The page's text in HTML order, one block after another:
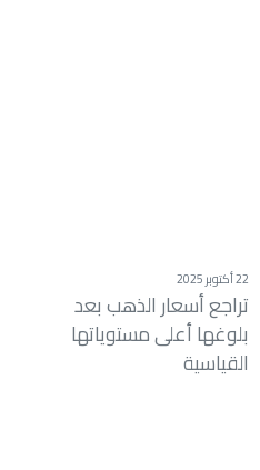
22 أكتوبر 2025
تراجع أسعار الذهب بعد
بلوغها أعلى مستوياتها
القياسية